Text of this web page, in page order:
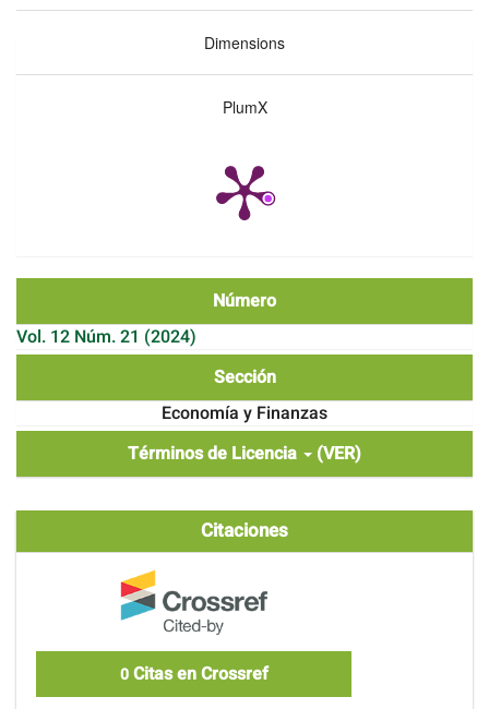
Dimensions
PlumX
Número
Vol. 12 Núm. 21 (2024)
Sección
Economía y Finanzas
Términos de Licencia
(VER)
Citaciones
0Citas en Crossref